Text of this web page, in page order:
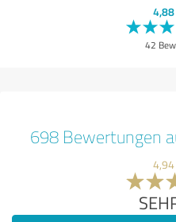
42
698 Bewertungen